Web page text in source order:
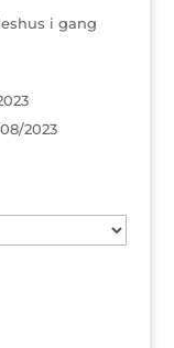
i gang
2023